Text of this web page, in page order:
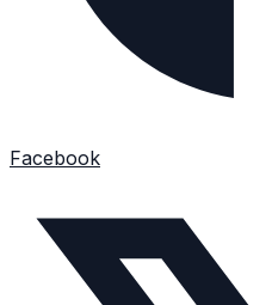
Facebook